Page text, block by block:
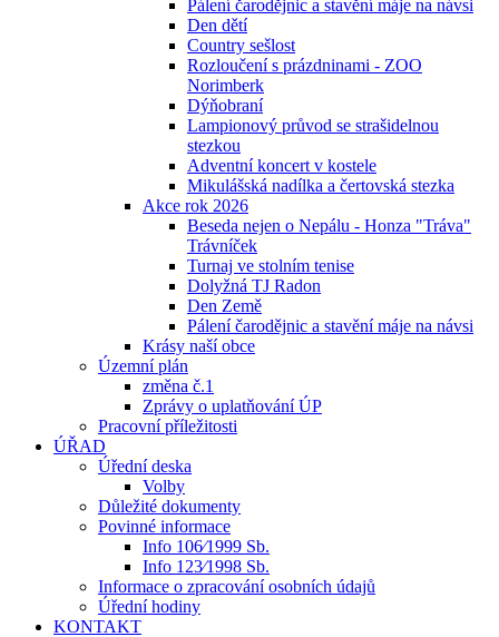
Pálení čarodějnic a stavění máje na návsi
Den dětí
Country sešlost
Rozloučení s prázdninami - ZOO
Norimberk
Dýňobraní
Lampionový průvod se strašidelnou
stezkou
Adventní koncert v kostele
Mikulášská nadílka a čertovská stezka
Akce rok 2026
Beseda nejen o Nepálu - Honza "Tráva"
Trávníček
Turnaj ve stolním tenise
Dolyžná TJ Radon
Den Země
Pálení čarodějnic a stavění máje na návsi
Krásy naší obce
Územní plán
změna č.1
Zprávy o uplatňování ÚP
Pracovní příležitosti
ÚŘAD
Úřední deska
Volby
Důležité dokumenty
Povinné informace
Info 106⁄1999 Sb.
Info 123⁄1998 Sb.
Informace o zpracování osobních údajů
Úřední hodiny
KONTAKT